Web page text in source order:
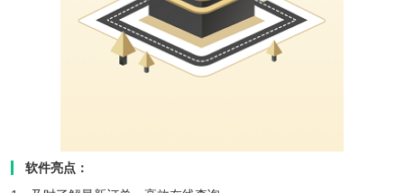
软件亮点：